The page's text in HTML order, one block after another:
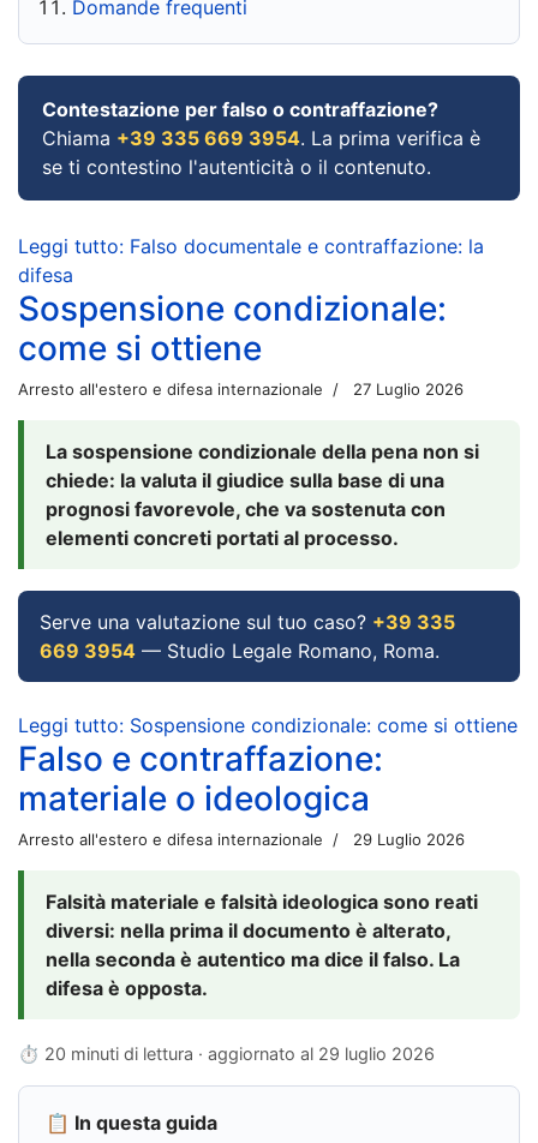
Domande frequenti
Contestazione per falso o contraffazione?
Chiama +39 335 669 3954. La prima verifica è
se ti contestino l'autenticità o il contenuto.
Leggi tutto: Falso documentale e contraffazione: la
difesa
Sospensione condizionale:
come si ottiene
Arresto all'estero e difesa internazionale 27 Luglio 2026
La sospensione condizionale della pena non si
chiede: la valuta il giudice sulla base di una
prognosi favorevole, che va sostenuta con
elementi concreti portati al processo.
Serve una valutazione sul tuo caso? +39 335
669 3954 — Studio Legale Romano, Roma.
Leggi tutto: Sospensione condizionale: come si ottiene
Falso e contraffazione:
materiale o ideologica
Arresto all'estero e difesa internazionale 29 Luglio 2026
Falsità materiale e falsità ideologica sono reati
diversi: nella prima il documento è alterato,
nella seconda è autentico ma dice il falso. La
difesa è opposta.
⏱ 20 minuti di lettura · aggiornato al 29 luglio 2026
📋 In questa guida